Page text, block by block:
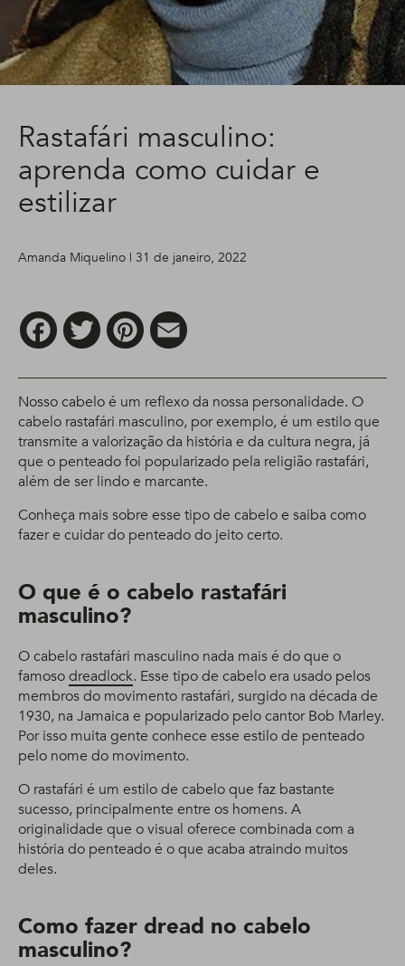
Rastafári masculino:
aprenda como cuidar e
estilizar
Amanda Miquelino | 31 de janeiro, 2022
FacebookTwitter Pinterest
Nosso cabelo é um reflexo da nossa personalidade. O
cabelo rastafári masculino, por exemplo, é um estilo que
transmite a valorização da história e da cultura negra, já
que o penteado foi popularizado pela religião rastafári,
além de ser lindo e marcante.
Conheça mais sobre esse tipo de cabelo e saiba como
fazer e cuidar do penteado do jeito certo.
O que é o cabelo rastafári
masculino?
O cabelo rastafári masculino nada mais é do que o
famosodreadlock. Esse tipo de cabelo era usado pelos
membros do movimento rastafári, surgido na década de
1930, na Jamaica e popularizado pelo cantor Bob Marley.
Por isso muita gente conhece esse estilo de penteado
pelo nome do movimento.
O rastafári é um estilo de cabelo que faz bastante
sucesso, principalmente entre os homens. A
originalidade que o visual oferece combinada com a
história do penteado é o que acaba atraindo muitos
deles.
Como fazer dread no cabelo
masculino?